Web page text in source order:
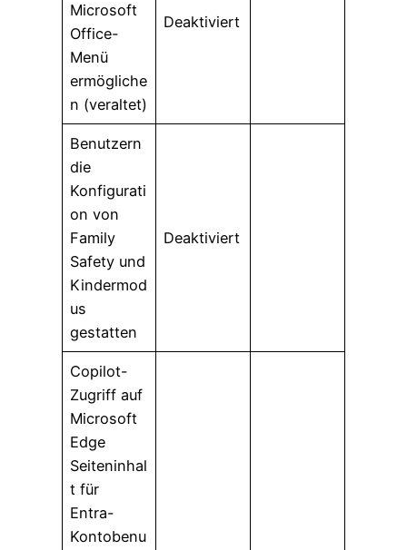
Microsoft
Office-
Menü
ermögliche
n (veraltet)
Deaktiviert
Benutzern
die
Konfigurati
on von
Family
Safety und
Kindermod
us
gestatten
Deaktiviert
Copilot-
Zugriff auf
Microsoft
Edge
Seiteninhal
t für
Entra-
Kontobenu